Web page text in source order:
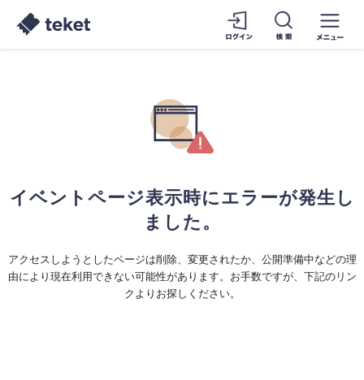
イベントページ表示時にエラーが発生し
ました。
アクセスしようとしたページは削除、変更されたか、公開準備中などの理
由により現在利用できない可能性があります。お手数ですが、下記のリン
クよりお探しください。